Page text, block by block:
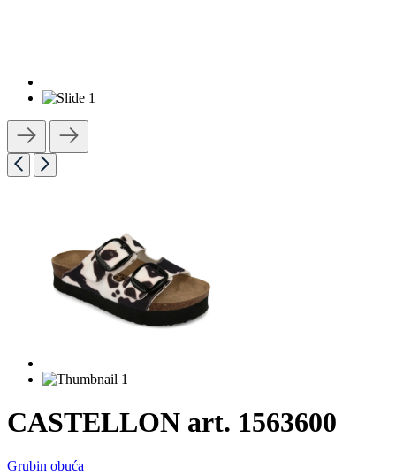
CASTELLON art. 1563600
Grubin obuća